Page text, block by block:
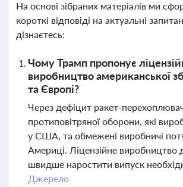
На основі зібраних матеріалів ми
короткі відповіді на актуальні
дізнаєтесь:
Чому Трамп пропонує
виробництво американської
та Європі?
Через дефіцит ракет-
протиповітряної оборони, які
у США, та обмежені виробничі
Америці. Ліцензійне виробництво
швидше наростити випуск
Джерело